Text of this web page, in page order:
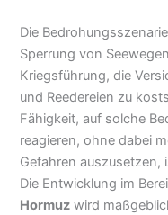
Die
Sperrung von
Kriegsführung, die
und Reedereien zu
Fähigkeit, auf solche
reagieren, ohne dabei
Gefahren auszusetzen,
Die Entwicklung im
Hormuz wird